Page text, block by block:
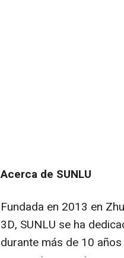
Acerca de SUNLU
Fundada en 2013 en
3D, SUNLU se ha
durante más de 10